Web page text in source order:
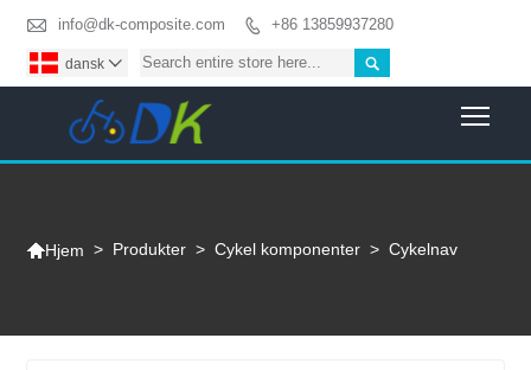
 info@dk-composite.com  +86 13859937280

dansk 
Hjem > Produkter > Cykel komponenter > Cykelnav